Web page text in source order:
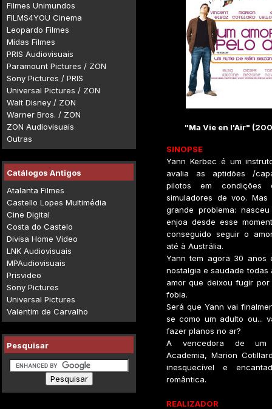
Filmes Unimundos
FILMS4YOU Cinema
Leopardo Filmes
Midas Filmes
PRIS Audiovisuais
Paramount Pictures / ZON
Sony Pictures / PRIS
Universal Pictures / ZON
Walt Disney / ZON
Warner Bros. / ZON
ZON Audiovisuais
Outras
Catálogos Antigos
Atalanta Filmes
Castello Lopes Multimédia
Cine Digital
Costa do Castelo
Divisa Home Video
LNK Audiovisuais
MPAudiovisuais
Prisvideo
Sony Pictures
Universal Pictures
Valentim de Carvalho
Pesquisar
"Ma Vie en l'Air"
SINOPSE
Yann Kerbec é um
avalia as aptidões /
pilotos em condições
simuladores de voo. Mas
grande problema:
enjoa desde esse
conseguido seguir o
até à Austrália.
Yann tem agora 30 anos
nostalgia e saudade todas
amor que deixou fugir
fobia.
Será que Yann vai
se como um adulto ou...
fazer planos no ar?
A vencedora de um
Academia, Marion
inesquecível e
romântica.
REALIZADOR